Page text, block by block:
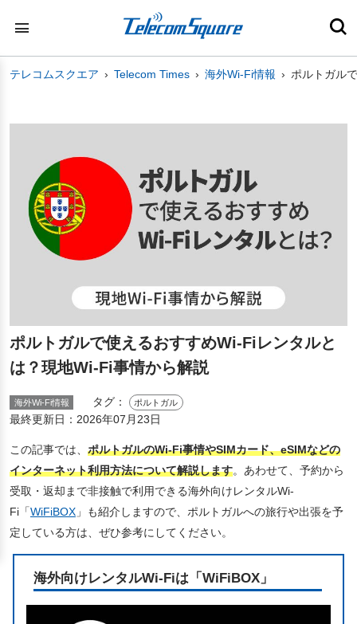
テレコムスクエア Telecom Times 海外Wi-Fi情報 ポルトガル
ポルトガルで使えるおすすめWi-Fiレンタルと
は？現地Wi-Fi事情から解説
海外Wi-Fi情報 タグ： ポルトガル
最終更新日： 2026年07月23日
この記事では、 ポルトガルのWi-Fi事情やSIMカード、eSIMなどの
インターネット利用方法について解説します。あわせて、予約から
受取・返却まで非接触で利用できる海外向けレンタルWi-
Fi「WiFiBOX 」も紹介しますので、ポルトガルへの旅行や出張を予
定している方は、ぜひ参考にしてください。
海外向けレンタルWi-Fiは「WiFiBOX」